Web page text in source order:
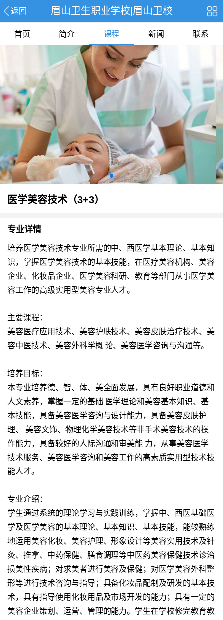
返回 眉山卫生职业学校|眉山卫校
首页 简介 课程 新闻 联系
医学美容技术（3+3）
专业详情
培养医学美容技术专业所需的中、西医学基本理论、基本知
识，掌握医学美容技术的基本技能，在医疗美容机构、美容
企业、化妆品企业、医学美容科研、教育等部门从事医学美
容工作的高级实用型美容专业人才。
主要课程：
美容医疗应用技术、美容护肤技术、美容皮肤治疗技术、美
容中医技术、美容外科学概 论、美容医学咨询与沟通等。
培养目标：
本专业培养德、智、体、美全面发展，具有良好职业道德和
人文素养，掌握一定的基础 医学理论和美容基本知识、基
本技能，具备美容医学咨询与设计能力，具备美容皮肤护
理、 美容文饰、物理化学美容技术等非手术美容技术的操
作能力，具备较好的人际沟通和审美能 力，从事美容医学
技术服务、美容医学咨询和美容工作的高素质实用型技术技
能人才。
专业介绍：
学生通过系统的理论学习与实践训练，掌握中、西医基础医
学及医学美容的基本理论、基本知识、基本技能，能较熟练
地运用美容化妆、美容护理、形象设计等美容实用技术及针
灸、推拿、中药保健、膳食调理等中医药美容保健技术诊治
损美性疾病；对求美者进行美容及保健；对医学美容外科整
形等进行技术咨询与指导；具备化妆品配制及研发的基本技
术，具有指导使用化妆用品及市场开发的能力；具有一定的
美容企业策划、运营、管理的能力。学生在学校修完教育教